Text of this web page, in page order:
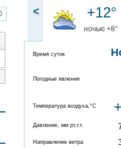
< +12°
ночью +8°
Время суток
Погодные явления
Температура воздуха,°C
Давление, мм рт.ст.
Направление ветра